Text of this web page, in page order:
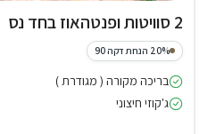
2 סוויטות ופנטהאוז בחד נס
20% הנחת דקה 90
בריכה מקורה ( מגודרת )
ג'קוזי חיצוני